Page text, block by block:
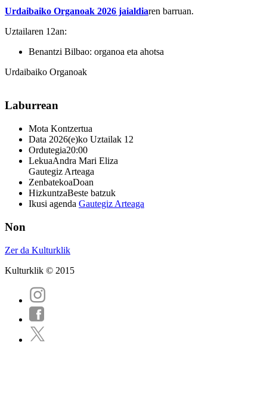
Urdaibaiko Organoak 2026 jaialdiaren barruan.
Uztailaren 12an:
Benantzi Bilbao: organoa eta ahotsa
Urdaibaiko Organoak
Laburrean
Mota Kontzertua
Data 2026(e)ko Uztailak 12
Ordutegia20:00
LekuaAndra Mari Eliza
Gautegiz Arteaga
ZenbatekoaDoan
HizkuntzaBeste batzuk
Ikusi agenda Gautegiz Arteaga
Non
Zer da Kulturklik
Kulturklik © 2015